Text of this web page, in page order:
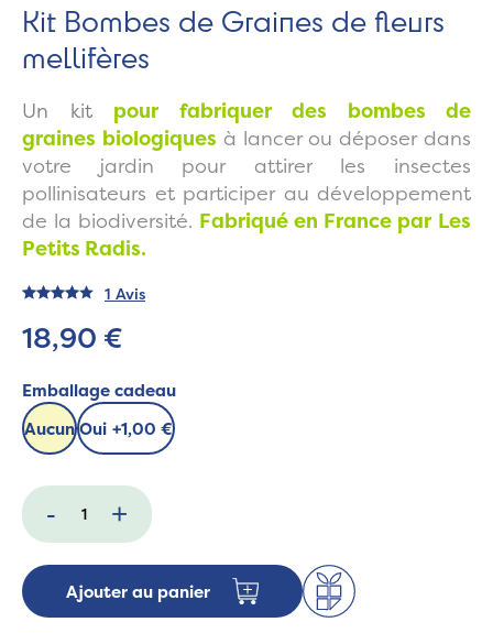
Kit Bombes de Graines de fleurs
mellifères
Un kit
pour fabriquer des bombes de
graines biologiques à lancer ou déposer dans
votre jardin pour attirer les insectes
pollinisateurs et participer au développement
de la biodiversité. Fabriqué en France par Les
Petits Radis.
1 Avis
18,90 €
Emballage cadeau
AucunOui +1,00 €
- +
Ajouter au panier